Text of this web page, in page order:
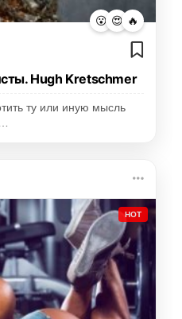
😮 😍 🔥
Hugh Kretschmer
ту или иную мысль
HOT